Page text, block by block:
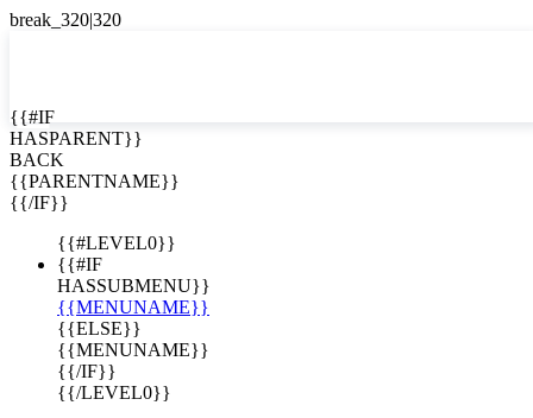

EN
ES
{{#IF
HASPARENT}}
BACK
{{PARENTNAME}}
{{/IF}}
{{#LEVEL0}}
{{#IF
HASSUBMENU}}
{{MENUNAME}}
{{ELSE}}
{{MENUNAME}}
{{/IF}}
{{/LEVEL0}}